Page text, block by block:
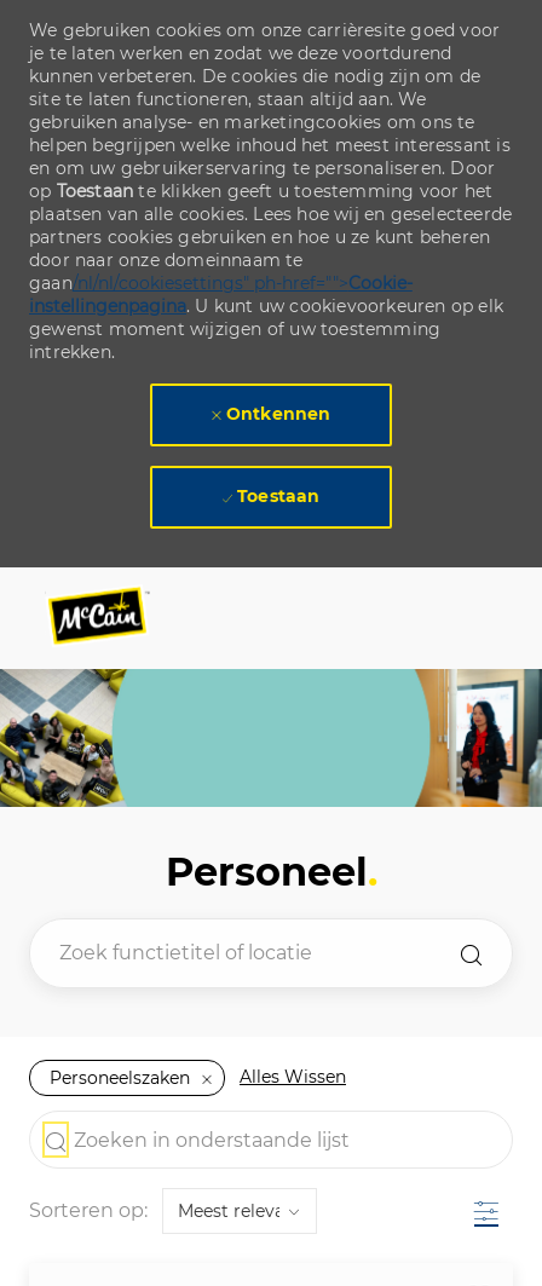
--
We gebruiken cookies om onze carrièresite goed voor
je te laten werken en zodat we deze voortdurend
kunnen verbeteren. De cookies die nodig zijn om de
site te laten functioneren, staan altijd aan. We
gebruiken analyse- en marketingcookies om ons te
helpen begrijpen welke inhoud het meest interessant is
en om uw gebruikerservaring te personaliseren. Door
op Toestaan te klikken geeft u toestemming voor het
plaatsen van alle cookies. Lees hoe wij en geselecteerde
partners cookies gebruiken en hoe u ze kunt beheren
door naar onze domeinnaam te
gaan/nl/nl/cookiesettings" ph-href="">Cookie-
instellingenpagina. U kunt uw cookievoorkeuren op elk
gewenst moment wijzigen of uw toestemming
intrekken.
Ontkennen
Toestaan
Personeel.
Personeelszaken Alles Wissen
the results are updated
Zoeken in onderstaande lijst
Sorteren op: Filter